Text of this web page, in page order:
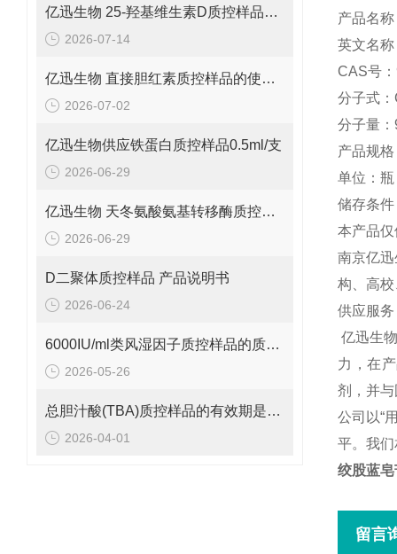
亿迅生物 25-羟基维生素D质控样品的浓度是多少呢？
2026-07-14
亿迅生物 直接胆红素质控样品的使用方法
2026-07-02
亿迅生物供应铁蛋白质控样品0.5ml/支
2026-06-29
亿迅生物 天冬氨酸氨基转移酶质控样品的质控靶值是多少呢？
2026-06-29
D二聚体质控样品 产品说明书
2026-06-24
6000IU/ml类风湿因子质控样品的质控范围是多少呢？
2026-05-26
总胆汁酸(TBA)质控样品的有效期是多久呢？
2026-04-01
产品名称
英文名
CAS号
分子式
分子量
产品规
单位：瓶
储存条
本产品
南京亿
构、高
供应服
亿迅生
力，在
剂，并
公司以“
平。我
绞股蓝
留言